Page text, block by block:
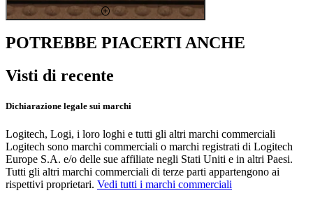
POTREBBE PIACERTI ANCHE
Visti di recente
Dichiarazione legale sui marchi
Logitech, Logi, i loro loghi e tutti gli altri marchi commerciali
Logitech sono marchi commerciali o marchi registrati di Logitech
Europe S.A. e/o delle sue affiliate negli Stati Uniti e in altri Paesi.
Tutti gli altri marchi commerciali di terze parti appartengono ai
rispettivi proprietari. Vedi tutti i marchi commerciali